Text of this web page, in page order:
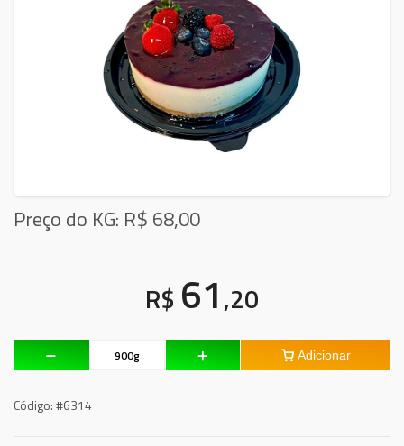
Preço do KG: R$ 68,00
R$ 61,20
Adicionar
Código:#6314